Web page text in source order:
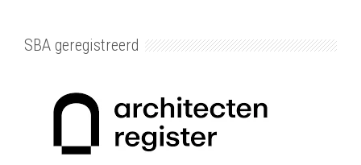
SBA geregistreerd